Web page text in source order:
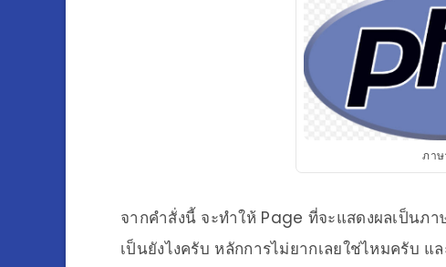
ภา
จากคำสั่งนี้ จะทำให้ Page ที่จะแสดงผลเป็นภ
เป็นยังไงครับ หลักการไม่ยากเลยใช่ไหมครับ แ